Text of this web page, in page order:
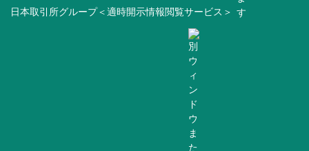
日本取引所グループ＜適時開示情報閲覧サービス＞